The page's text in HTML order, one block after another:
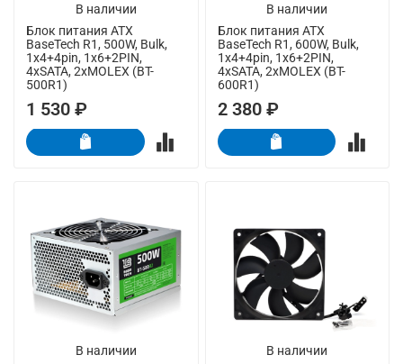
В наличии
Блок питания ATX
BaseTech R1, 500W, Bulk,
1x4+4pin, 1x6+2PIN,
4xSATA, 2xMOLEX (BT-
500R1)
1 530 ₽
В наличии
Блок питания ATX
BaseTech R1, 600W, Bulk,
1x4+4pin, 1x6+2PIN,
4xSATA, 2xMOLEX (BT-
600R1)
2 380 ₽
В наличии
В наличии